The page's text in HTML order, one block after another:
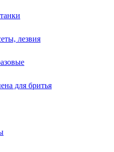
лезвия
для бритья